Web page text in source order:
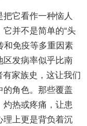
它看作一种恼人
并不是简单的“头
和免疫等多重因素
区发病率似乎比南
家族史，这让我们
的角色。那些覆盖
热或疼痛，让患
理上更是背负着沉